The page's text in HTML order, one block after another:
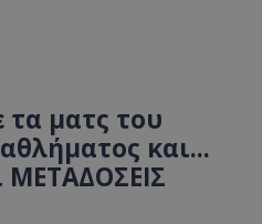
τα ματς του
και...
ΜΕΤΑΔΟΣΕΙΣ